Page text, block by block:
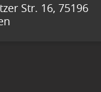
Str. 16, 75196